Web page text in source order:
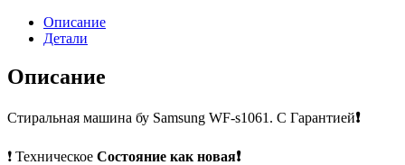
Описание
Детали
Описание
Стиральная машина бу Samsung WF-s1061. С Гарантией❗
❗ Техническое Состояние как новая❗